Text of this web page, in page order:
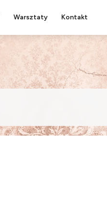
Warsztaty Kontakt